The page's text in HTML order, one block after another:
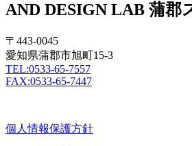
AND DESIGN LAB 蒲郡
〒443-0045
愛知県蒲郡市旭町15-3
TEL:0533-65-7557
FAX:0533-65-7447
個人情報保護方針